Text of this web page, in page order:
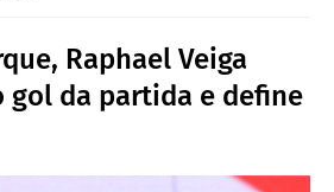
Raphael Veiga
gol da partida e define